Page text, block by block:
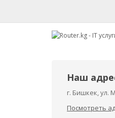
Наш
г. Бишкек, ул.
Посмотреть